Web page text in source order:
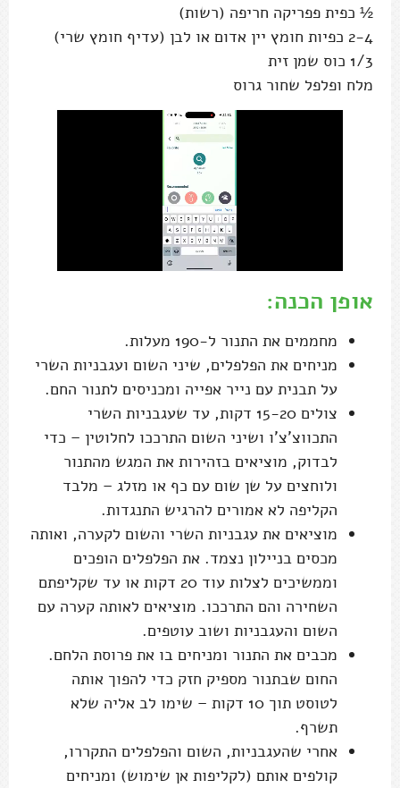
½ כפית פפריקה חריפה (רשות)
2-4 כפיות חומץ יין אדום או לבן (עדיף חומץ שרי)
1/3 כוס שמן זית
מלח ופלפל שחור גרוס
אופן הכנה:
מחממים את התנור ל-190 מעלות.
מניחים את הפלפלים, שיני השום ועגבניות השרי
על תבנית עם נייר אפייה ומכניסים לתנור החם.
צולים 15-20 דקות, עד שעגבניות השרי
התכווצ'צ'ו ושיני השום התרככו לחלוטין – כדי
לבדוק, מוציאים בזהירות את המגש מהתנור
ולוחצים על שן שום עם כף או מזלג – מלבד
הקליפה לא אמורים להרגיש התנגדות.
מוציאים את עגבניות השרי והשום לקערה, ואותה
מכסים בניילון נצמד. את הפלפלים הופכים
וממשיכים לצלות עוד 20 דקות או עד שקליפתם
השחירה והם התרככו. מוציאים לאותה קערה עם
השום והעגבניות ושוב עוטפים.
מכבים את התנור ומניחים בו את פרוסת הלחם.
החום שבתנור מספיק חזק כדי להפוך אותה
לטוסט תוך 10 דקות – שימו לב אליה שלא
תשרף.
אחרי שהעגבניות, השום והפלפלים התקררו,
קולפים אותם (לקליפות אן שימוש) ומניחים